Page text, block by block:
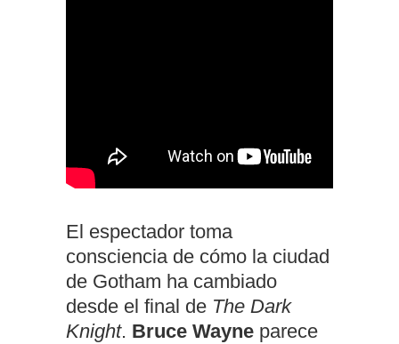
El espectador toma
consciencia de cómo la ciudad
de Gotham ha cambiado
desde el final de The Dark
Knight. Bruce Wayne parece